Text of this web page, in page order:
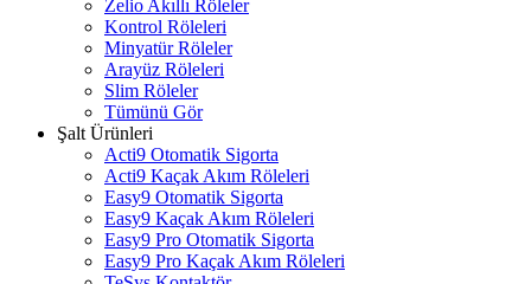
Zelio Akıllı Röleler
Kontrol Röleleri
Minyatür Röleler
Arayüz Röleleri
Slim Röleler
Tümünü Gör
Şalt Ürünleri
Acti9 Otomatik Sigorta
Acti9 Kaçak Akım Röleleri
Easy9 Otomatik Sigorta
Easy9 Kaçak Akım Röleleri
Easy9 Pro Otomatik Sigorta
Easy9 Pro Kaçak Akım Röleleri